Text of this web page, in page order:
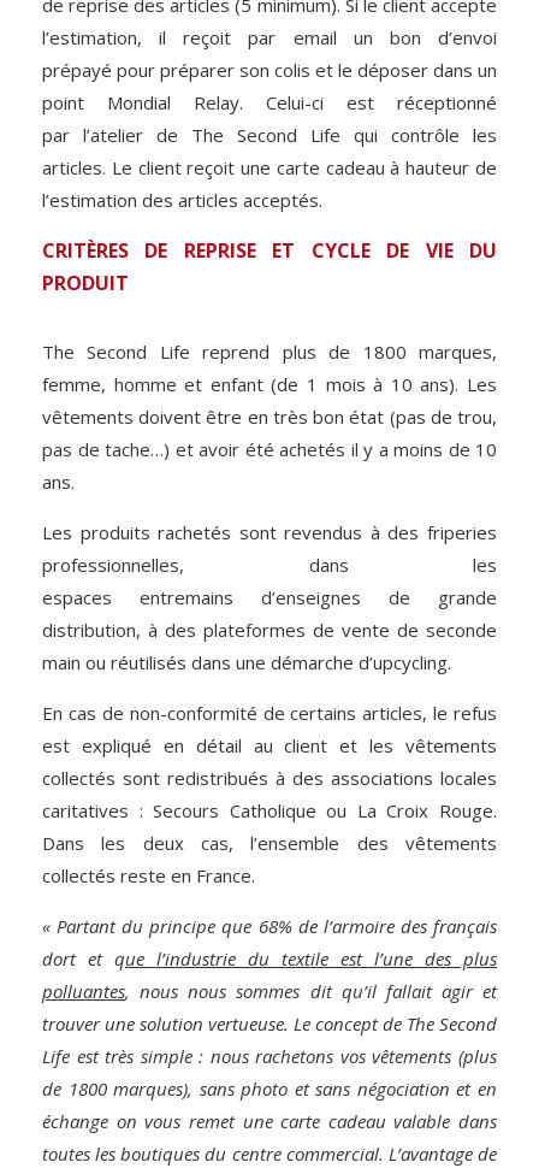
de reprise des articles (5 minimum). Si le client accepte
l’estimation, il reçoit par email un bon d’envoi
prépayé pour préparer son colis et le déposer dans un
point Mondial Relay. Celui-ci est réceptionné
par l’atelier de The Second Life qui contrôle les
articles. Le client reçoit une carte cadeau à hauteur de
l’estimation des articles acceptés.
CRITÈRES DE REPRISE ET CYCLE DE VIE DU
PRODUIT
The Second Life reprend plus de 1800 marques,
femme, homme et enfant (de 1 mois à 10 ans). Les
vêtements doivent être en très bon état (pas de trou,
pas de tache…) et avoir été achetés il y a moins de 10
ans.
Les produits rachetés sont revendus à des friperies
professionnelles, dans les
espaces entremains d’enseignes de grande
distribution, à des plateformes de vente de seconde
main ou réutilisés dans une démarche d’upcycling.
En cas de non-conformité de certains articles, le refus
est expliqué en détail au client et les vêtements
collectés sont redistribués à des associations locales
caritatives : Secours Catholique ou La Croix Rouge.
Dans les deux cas, l’ensemble des vêtements
collectés reste en France.
« Partant du principe que 68% de l’armoire des français
dort et que l’industrie du textile est l’une des plus
polluantes, nous nous sommes dit qu’il fallait agir et
trouver une solution vertueuse. Le concept de The Second
Life est très simple : nous rachetons vos vêtements (plus
de 1800 marques), sans photo et sans négociation et en
échange on vous remet une carte cadeau valable dans
toutes les boutiques du centre commercial. L’avantage de